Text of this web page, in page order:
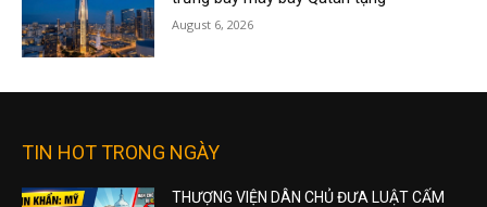
August 6, 2026
TIN HOT TRONG NGÀY
THƯỢNG VIỆN DÂN CHỦ ĐƯA LUẬT CẤM